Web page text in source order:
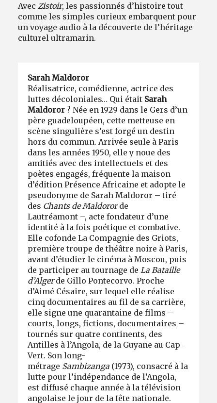
Avec Zistoir, les passionnés d’histoire tout
comme les simples curieux embarquent pour
un voyage audio à la découverte de l’héritage
culturel ultramarin.
Sarah Maldoror
Réalisatrice, comédienne, actrice des
luttes décoloniales… Qui était Sarah
Maldoror ? Née en 1929 dans le Gers d’un
père guadeloupéen, cette metteuse en
scène singulière s’est forgé un destin
hors du commun. Arrivée seule à Paris
dans les années 1950, elle y noue des
amitiés avec des intellectuels et des
poètes engagés, fréquente la maison
d’édition Présence Africaine et adopte le
pseudonyme de Sarah Maldoror – tiré
des Chants de Maldororde
Lautréamont –, acte fondateur d’une
identité à la fois poétique et combative.
Elle cofonde La Compagnie des Griots,
première troupe de théâtre noire à Paris,
avant d’étudier le cinéma à Moscou, puis
de participer au tournage de La Bataille
d’Algerde Gillo Pontecorvo. Proche
d’Aimé Césaire, sur lequel elle réalise
cinq documentaires au fil de sa carrière,
elle signe une quarantaine de films –
courts, longs, fictions, documentaires –
tournés sur quatre continents, des
Antilles à l’Angola, de la Guyane au Cap-
Vert. Son long-
métrage Sambizanga (1973), consacré à la
lutte pour l’indépendance de l’Angola,
est diffusé chaque année à la télévision
angolaise le jour de la fête nationale.